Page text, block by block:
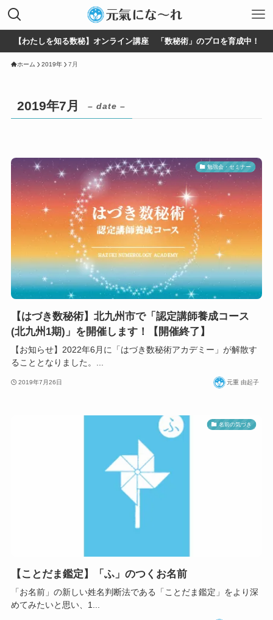
【わたしを知る数秘】オンライン講座 「数秘術」のプロを育成中！
ホーム 2019年 7月
2019年7月 – date –
勉強会・セミナー
【はづき数秘術】北九州市で「認定講師養成コース
(北九州1期)」を開催します！【開催終了】
【お知らせ】2022年6月に「はづき数秘術アカデミー」が解散す
ることとなりました。...
2019年7月26日 元重 由起子
名前の気づき
【ことだま鑑定】「ふ」のつくお名前
「お名前」の新しい姓名判断法である「ことだま鑑定」をより深
めてみたいと思い、1...